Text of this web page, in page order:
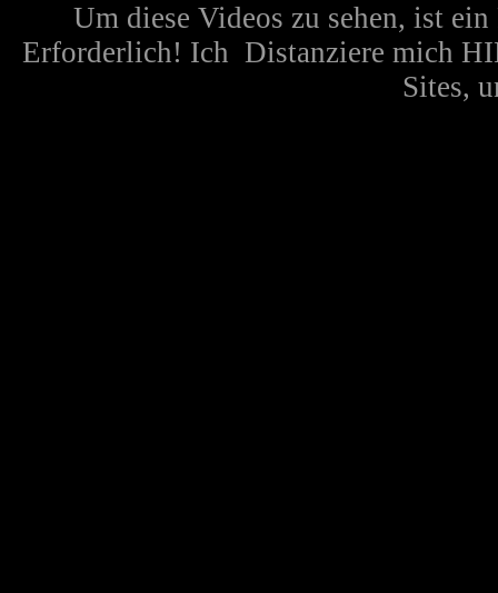
Um diese Videos zu sehen, ist
Erforderlich! Ich Distanziere mich
Sites,